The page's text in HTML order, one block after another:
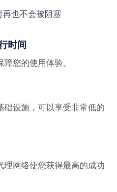
也不会被阻塞
时间
您的使用体验。
础设施，可以享受非常低的
理网络使您获得最高的成功